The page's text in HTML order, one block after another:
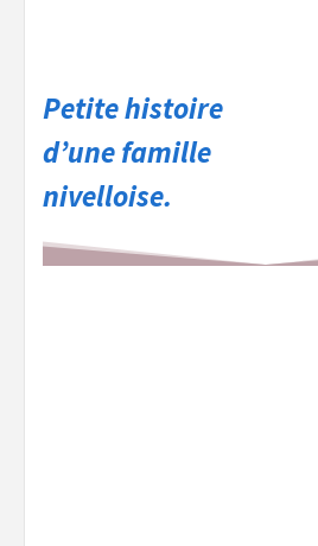
Petite histoire
d’une famille
nivelloise.